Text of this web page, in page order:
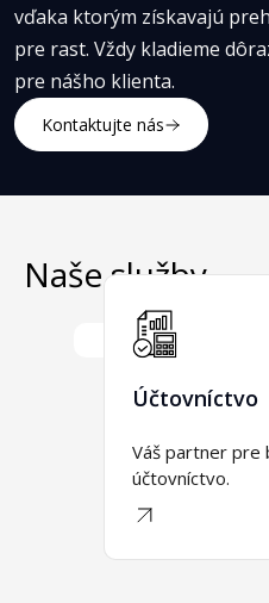
vďaka ktorým získavajú
pre rast. Vždy kladieme
pre nášho klienta.
Kontaktujte nás
Naše služby
Účtovníctvo
Váš partner pre
účtovníctvo.